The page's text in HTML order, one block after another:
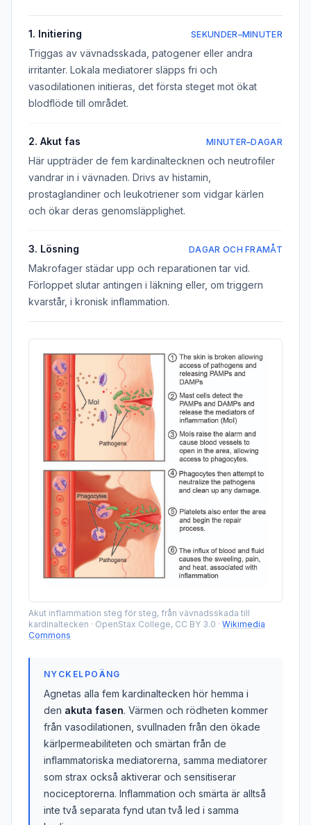
1. Initiering SEKUNDER–MINUTER
Triggas av vävnadsskada, patogener eller andra
irritanter. Lokala mediatorer släpps fri och
vasodilationen initieras, det första steget mot ökat
blodflöde till området.
2. Akut fas MINUTER–DAGAR
Här uppträder de fem kardinaltecknen och neutrofiler
vandrar in i vävnaden. Drivs av histamin,
prostaglandiner och leukotriener som vidgar kärlen
och ökar deras genomsläpplighet.
3. Lösning DAGAR OCH FRAMÅT
Makrofager städar upp och reparationen tar vid.
Förloppet slutar antingen i läkning eller, om triggern
kvarstår, i kronisk inflammation.
Akut inflammation steg för steg, från vävnadsskada till
kardinaltecken · OpenStax College, CC BY 3.0 · Wikimedia
Commons
NYCKELPOÄNG
Agnetas alla fem kardinaltecken hör hemma i
den akuta fasen. Värmen och rödheten kommer
från vasodilationen, svullnaden från den ökade
kärlpermeabiliteten och smärtan från de
inflammatoriska mediatorerna, samma mediatorer
som strax också aktiverar och sensitiserar
nociceptorerna. Inflammation och smärta är alltså
inte två separata fynd utan två led i samma